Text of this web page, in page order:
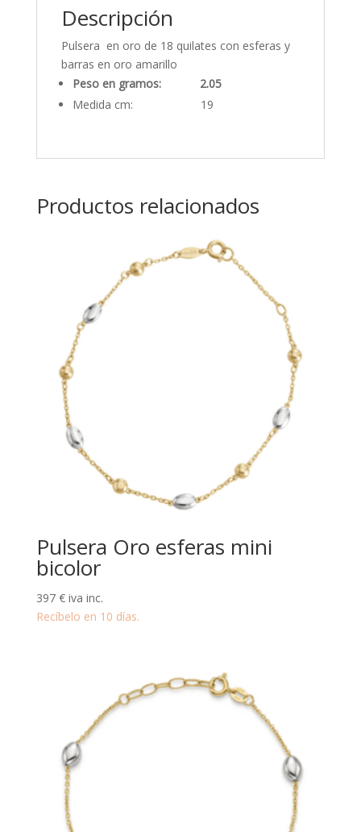
Descripción
Pulsera en oro de 18 quilates con esferas y
barras en oro amarillo
Peso en gramos: 2.05
Medida cm: 19
Productos relacionados
Pulsera Oro esferas mini
bicolor
397 € iva inc.
Recíbelo en 10 días.